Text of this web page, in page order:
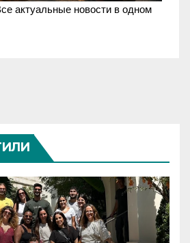
актуальные новости в одном